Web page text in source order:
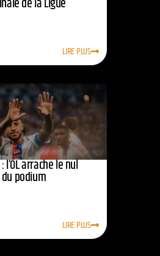
de la Ligue
LIRE PLUS
: l’OL arrache le nul
podium
LIRE PLUS